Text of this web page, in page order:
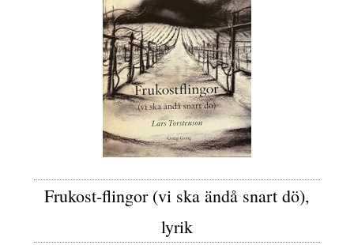
Frukost-flingor (vi ska ändå snart dö),
lyrik